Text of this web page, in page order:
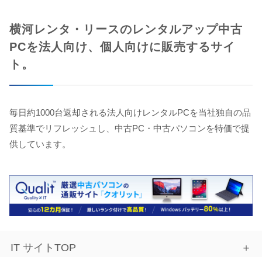
横河レンタ・リースのレンタルアップ中古
PCを法人向け、個人向けに販売するサイ
ト。
毎日約1000台返却される法人向けレンタルPCを当社独自の品
質基準でリフレッシュし、中古PC・中古パソコンを特価で提
供しています。
IT サイトTOP